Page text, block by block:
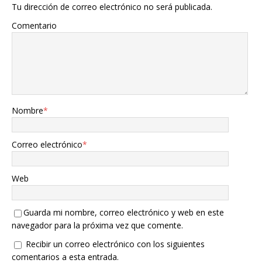
Tu dirección de correo electrónico no será publicada.
Comentario
Nombre*
Correo electrónico*
Web
Guarda mi nombre, correo electrónico y web en este
navegador para la próxima vez que comente.
Recibir un correo electrónico con los siguientes
comentarios a esta entrada.